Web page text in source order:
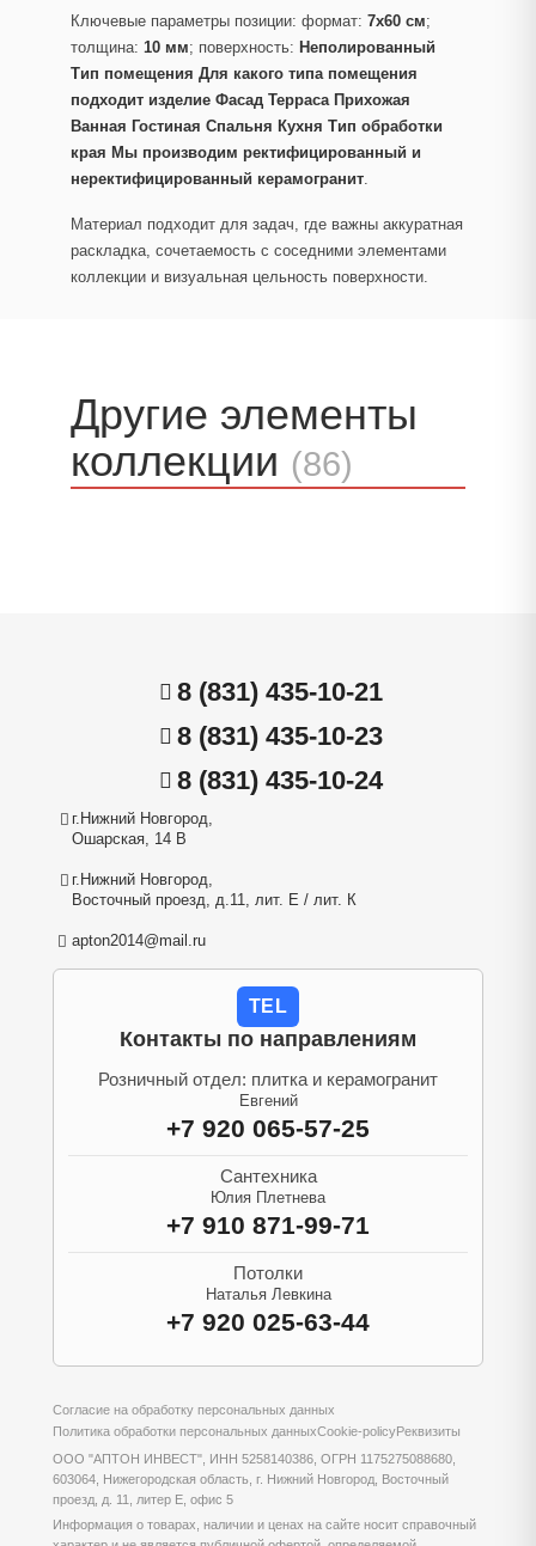
Ключевые параметры позиции: формат: 7x60 см;
толщина: 10 мм; поверхность: Неполированный
Тип помещения Для какого типа помещения
подходит изделие Фасад Терраса Прихожая
Ванная Гостиная Спальня Кухня Тип обработки
края Мы производим ректифицированный и
неректифицированный керамогранит.
Материал подходит для задач, где важны аккуратная
раскладка, сочетаемость с соседними элементами
коллекции и визуальная цельность поверхности.
Другие элементы
коллекции (86)
8 (831) 435-10-21
8 (831) 435-10-23
8 (831) 435-10-24
г.Нижний Новгород,
Ошарская, 14 В
г.Нижний Новгород,
Восточный проезд, д.11, лит. Е / лит. К
apton2014@mail.ru
TEL
Контакты по направлениям
Розничный отдел: плитка и керамогранит
Евгений
+7 920 065-57-25
Сантехника
Юлия Плетнева
+7 910 871-99-71
Потолки
Наталья Левкина
+7 920 025-63-44
Согласие на обработку персональных данных
Политика обработки персональных данныхCookie-policyРеквизиты
ООО "АПТОН ИНВЕСТ", ИНН 5258140386, ОГРН 1175275088680,
603064, Нижегородская область, г. Нижний Новгород, Восточный
проезд, д. 11, литер Е, офис 5
Информация о товарах, наличии и ценах на сайте носит справочный